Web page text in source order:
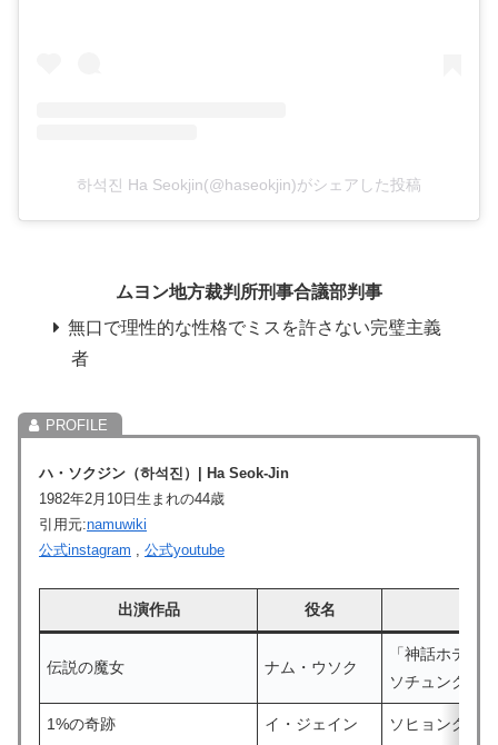
하석진 Ha Seokjin(@haseokjin)がシェアした投稿
ムヨン地方裁判所刑事合議部判事
無口で理性的な性格でミスを許さない完璧主義
者
ハ・ソクジン（하석진）| Ha Seok-Jin
1982年2月10日生まれの44歳
引用元:namuwiki
公式instagram
公式youtube
出演作品 役名
伝説の魔女 ナム・ウソク
「神話ホテル
ソチュンクリ
1%の奇跡 イ・ジェイン ソヒョングル